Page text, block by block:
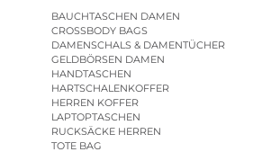
BAUCHTASCHEN DAMEN
CROSSBODY BAGS
DAMENSCHALS & DAMENTÜCHER
GELDBÖRSEN DAMEN
HANDTASCHEN
HARTSCHALENKOFFER
HERREN KOFFER
LAPTOPTASCHEN
RUCKSÄCKE HERREN
TOTE BAG